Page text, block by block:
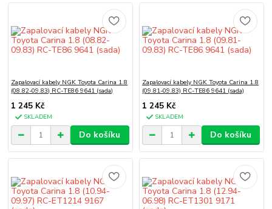
Zapalovací kabely NGK Toyota Carina 1.8
(08.82-09.83) RC-TE86 9641 (sada)
1 245 Kč
SKLADEM
Do košíku
Zapalovací kabely NGK Toyota Carina 1.8
(09.81-09.83) RC-TE86 9641 (sada)
1 245 Kč
SKLADEM
Do košíku